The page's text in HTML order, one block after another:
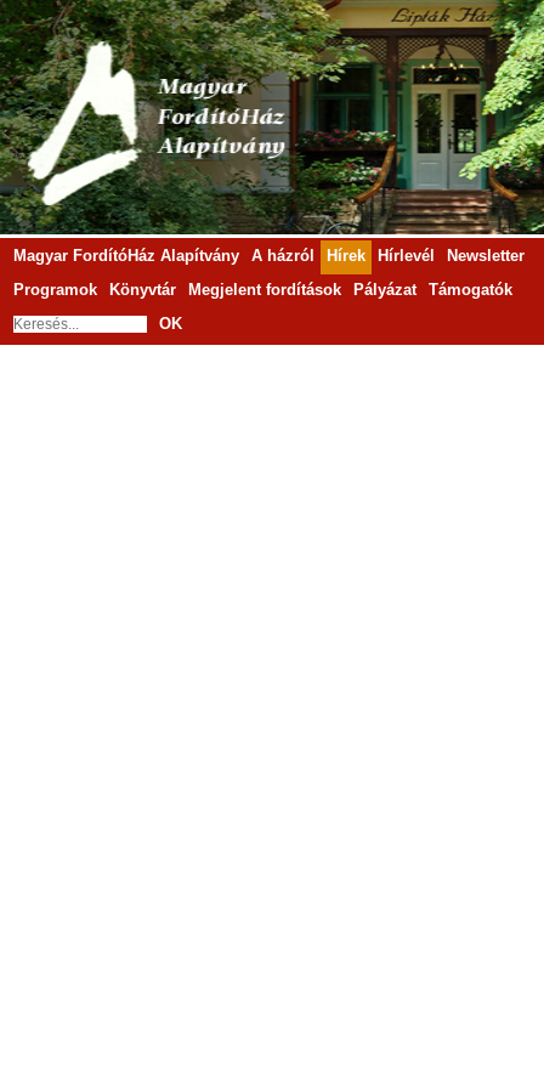
Magyar FordítóHáz Alapítvány A házról Hírek Hírlevél
Newsletter
Programok
Könyvtár Megjelent fordítások Pályázat
Támogatók
OK